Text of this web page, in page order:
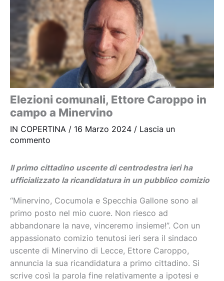
Elezioni comunali, Ettore Caroppo in
campo a Minervino
IN COPERTINA / 16 Marzo 2024 / Lascia un
commento
Il primo cittadino uscente di centrodestra ieri ha
ufficializzato la ricandidatura in un pubblico comizio
“Minervino, Cocumola e Specchia Gallone sono al
primo posto nel mio cuore. Non riesco ad
abbandonare la nave, vinceremo insieme!”. Con un
appassionato comizio tenutosi ieri sera il sindaco
uscente di Minervino di Lecce, Ettore Caroppo,
annuncia la sua ricandidatura a primo cittadino. Si
scrive così la parola fine relativamente a ipotesi e